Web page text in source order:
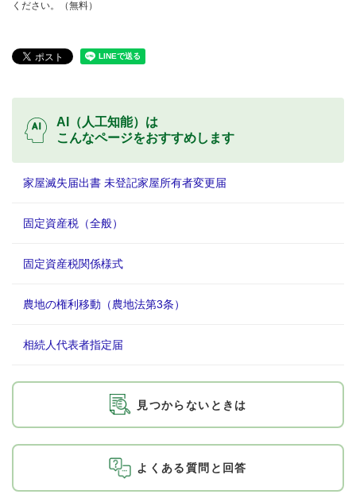
ください。（無料）
AI（人工知能）は
こんなページをおすすめします
家屋滅失届出書 未登記家屋所有者変更届
固定資産税（全般）
固定資産税関係様式
農地の権利移動（農地法第3条）
相続人代表者指定届
見つからないときは
よくある質問と回答